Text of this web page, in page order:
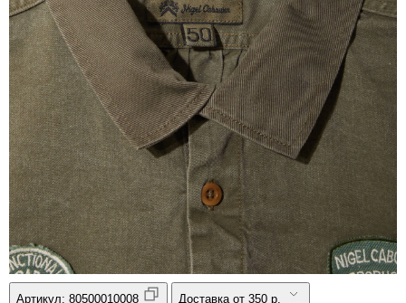
Артикул: 80500010008 Доставка от 350 р.